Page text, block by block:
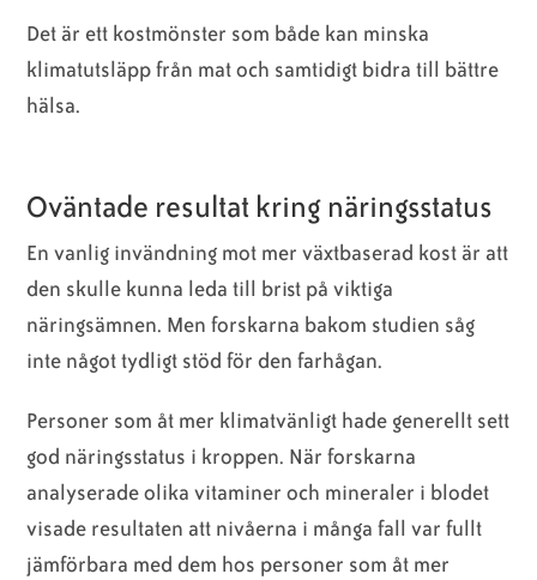
Det är ett kostmönster som både kan minska
klimatutsläpp från mat och samtidigt bidra till bättre
hälsa.
Ovän­tade resultat kring näringsstatus
En vanlig invändning mot mer växtbaserad kost är att
den skulle kunna leda till brist på viktiga
näringsämnen. Men forskarna bakom studien såg
inte något tydligt stöd för den farhågan.
Personer som åt mer klimatvänligt hade generellt sett
god näringsstatus i kroppen. När forskarna
analyserade olika vitaminer och mineraler i blodet
visade resultaten att nivåerna i många fall var fullt
jämförbara med dem hos personer som åt mer